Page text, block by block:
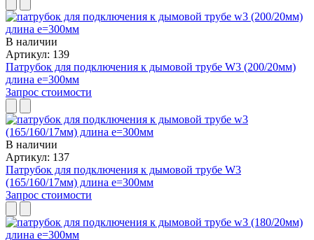
В наличии
Артикул: 139
Патрубок для подключения к дымовой трубе W3 (200/20мм)
длина е=300мм
Запрос стоимости
В наличии
Артикул: 137
Патрубок для подключения к дымовой трубе W3
(165/160/17мм) длина е=300мм
Запрос стоимости